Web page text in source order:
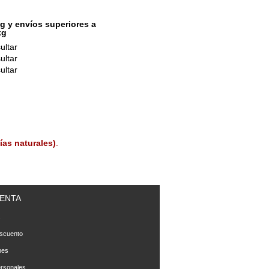
y envíos superiores a
naturales)